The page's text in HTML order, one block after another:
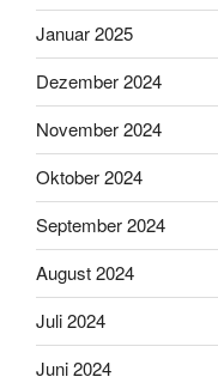
Januar 2025
Dezember 2024
November 2024
Oktober 2024
September 2024
August 2024
Juli 2024
Juni 2024